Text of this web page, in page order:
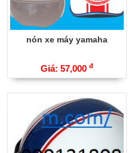
nón xe máy yamaha
Giá: 57,000 đ